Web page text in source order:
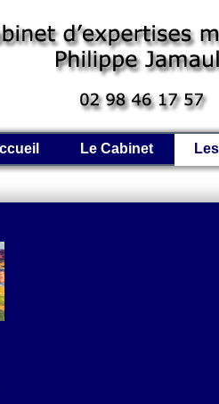
Le Cabinet